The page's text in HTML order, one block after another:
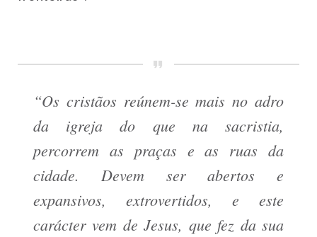
“Os cristãos reúnem-se mais no adro
da igreja do que na sacristia,
percorrem as praças e as ruas da
cidade. Devem ser abertos e
expansivos, extrovertidos, e este
carácter vem de Jesus, que fez da sua